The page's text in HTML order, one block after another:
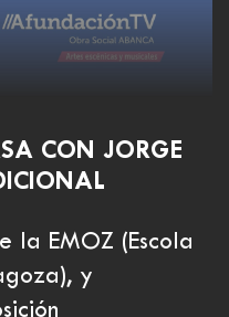
CON JORGE
la EMOZ (Escola
y